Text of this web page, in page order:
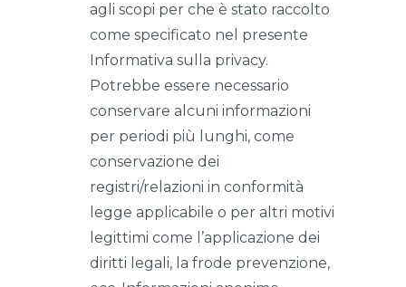
agli scopi per che è stato raccolto
come specificato nel presente
Informativa sulla privacy.
Potrebbe essere necessario
conservare alcuni informazioni
per periodi più lunghi, come
conservazione dei
registri/relazioni in conformità
legge applicabile o per altri motivi
legittimi come l’applicazione dei
diritti legali, la frode prevenzione,